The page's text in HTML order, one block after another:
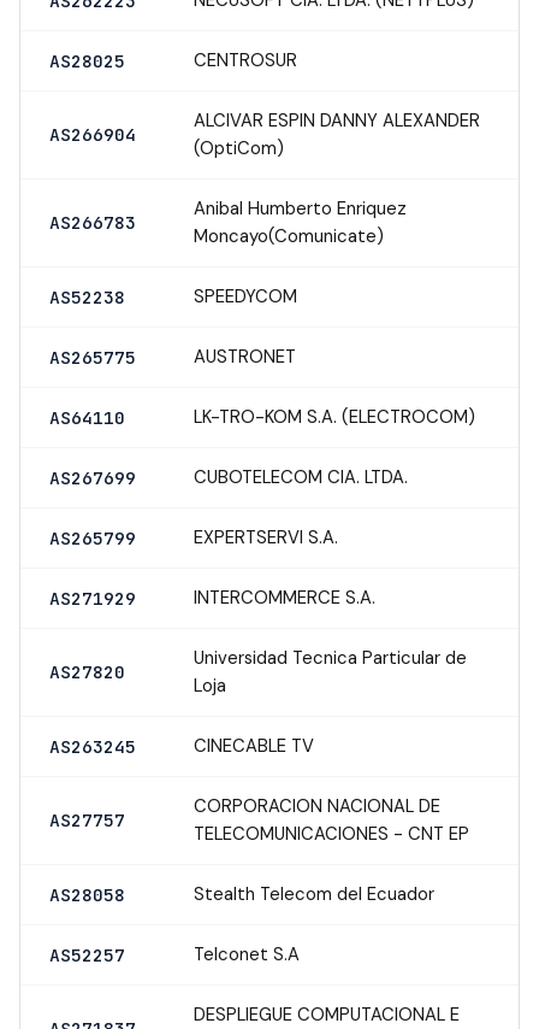
AS28025 CENTROSUR
AS266904
ALCIVAR ESPIN DANNY ALEXANDER
(OptiCom)
AS266783
Anibal Humberto Enriquez
Moncayo(Comunicate)
AS52238 SPEEDYCOM
AS265775 AUSTRONET
AS64110 LK-TRO-KOM S.A. (ELECTROCOM)
AS267699 CUBOTELECOM CIA. LTDA.
AS265799 EXPERTSERVI S.A.
AS271929 INTERCOMMERCE S.A.
AS27820
Universidad Tecnica Particular de
Loja
AS263245 CINECABLE TV
AS27757
CORPORACION NACIONAL DE
TELECOMUNICACIONES - CNT EP
AS28058 Stealth Telecom del Ecuador
AS52257 Telconet S.A
DESPLIEGUE COMPUTACIONAL E